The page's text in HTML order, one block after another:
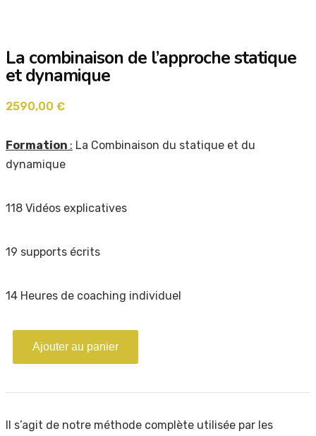
La combinaison de l’approche statique
et dynamique
2590,00 €
Formation : La Combinaison du statique et du
dynamique
118 Vidéos explicatives
19 supports écrits
14 Heures de coaching individuel
Ajouter au panier
Il s’agit de notre méthode complète utilisée par les